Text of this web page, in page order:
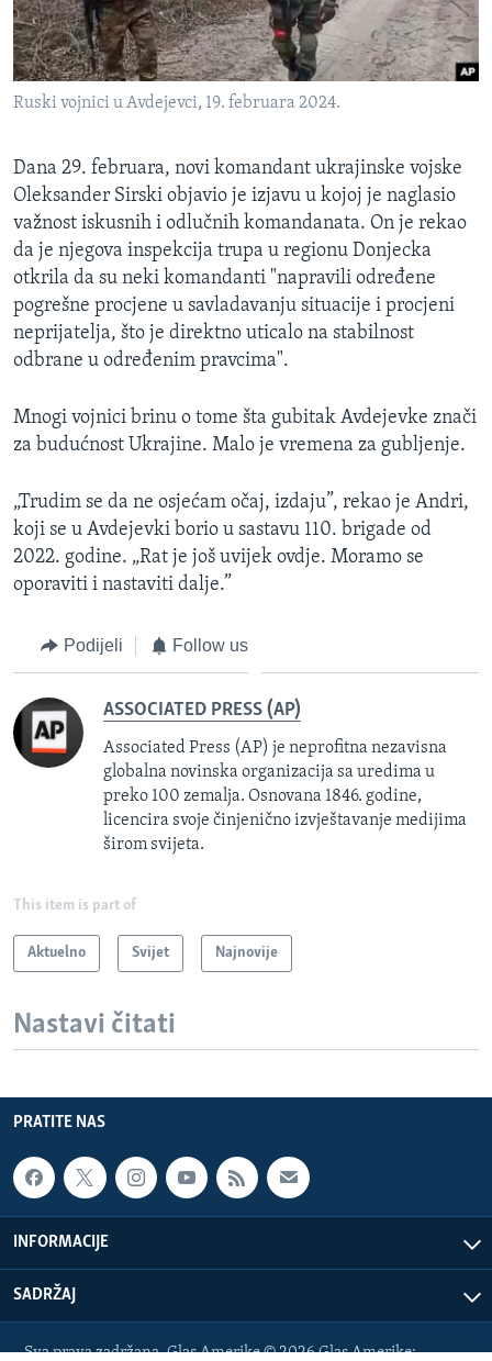
Ruski vojnici u Avdejevci, 19. februara 2024.
Dana 29. februara, novi komandant ukrajinske vojske
Oleksander Sirski objavio je izjavu u kojoj je naglasio
važnost iskusnih i odlučnih komandanata. On je rekao
da je njegova inspekcija trupa u regionu Donjecka
otkrila da su neki komandanti "napravili određene
pogrešne procjene u savladavanju situacije i procjeni
neprijatelja, što je direktno uticalo na stabilnost
odbrane u određenim pravcima".
Mnogi vojnici brinu o tome šta gubitak Avdejevke znači
za budućnost Ukrajine. Malo je vremena za gubljenje.
„Trudim se da ne osjećam očaj, izdaju”, rekao je Andri,
koji se u Avdejevki borio u sastavu 110. brigade od
2022. godine. „Rat je još uvijek ovdje. Moramo se
oporaviti i nastaviti dalje.”
Podijeli Follow us
ASSOCIATED PRESS (AP)
Associated Press (AP) je neprofitna nezavisna
globalna novinska organizacija sa uredima u
preko 100 zemalja. Osnovana 1846. godine,
licencira svoje činjenično izvještavanje medijima
širom svijeta.
This item is part of
Aktuelno Svijet Najnovije
Nastavi čitati
PRATITE NAS
INFORMACIJE
SADRŽAJ
Sva prava zadržana. Glas Amerike © 2026 Glas Amerike: